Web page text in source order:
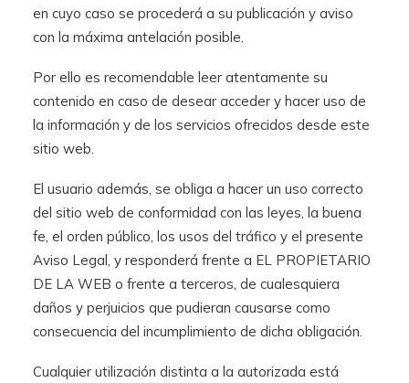
en cuyo caso se procederá a su publicación y aviso
con la máxima antelación posible.
Por ello es recomendable leer atentamente su
contenido en caso de desear acceder y hacer uso de
la información y de los servicios ofrecidos desde este
sitio web.
El usuario además, se obliga a hacer un uso correcto
del sitio web de conformidad con las leyes, la buena
fe, el orden público, los usos del tráfico y el presente
Aviso Legal, y responderá frente a EL PROPIETARIO
DE LA WEB o frente a terceros, de cualesquiera
daños y perjuicios que pudieran causarse como
consecuencia del incumplimiento de dicha obligación.
Cualquier utilización distinta a la autorizada está